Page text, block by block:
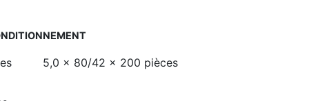
5,0 x 80/42 x 200 pièces